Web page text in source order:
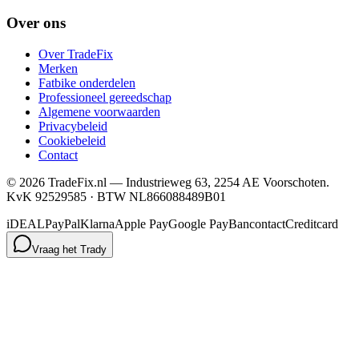
Over ons
Over TradeFix
Merken
Fatbike onderdelen
Professioneel gereedschap
Algemene voorwaarden
Privacybeleid
Cookiebeleid
Contact
© 2026 TradeFix.nl — Industrieweg 63, 2254 AE Voorschoten.
KvK 92529585 · BTW NL866088489B01
iDEALPayPalKlarnaApple PayGoogle PayBancontactCreditcard
Vraag het Trady